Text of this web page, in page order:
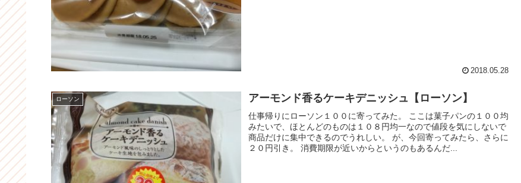
2018.05.28
ローソン アーモンド香るケーキデニッシュ【ローソン】
仕事帰りにローソン１００に寄ってみた。 ここは菓子パンの１００均
みたいで、ほとんどのものは１０８円均一なので値段を気にしないで
商品だけに集中できるのでうれしい。 が、今回寄ってみたら、さらに
２０円引き。 消費期限が近いからというのもあるんだ...